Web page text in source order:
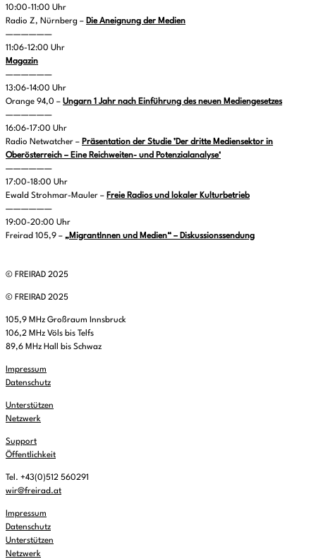
10:00-11:00 Uhr
Radio Z, Nürnberg – Die Aneignung der Medien
——————
11:06-12:00 Uhr
Magazin
——————
13:06-14:00 Uhr
Orange 94,0 – Ungarn 1 Jahr nach Einführung des neuen Mediengesetzes
——————
16:06-17:00 Uhr
Radio Netwatcher – Präsentation der Studie ’Der dritte Mediensektor in
Oberösterreich – Eine Reichweiten- und Potenzialanalyse‘
——————
17:00-18:00 Uhr
Ewald Strohmar-Mauler – Freie Radios und lokaler Kulturbetrieb
——————
19:00-20:00 Uhr
Freirad 105,9 – „MigrantInnen und Medien“ – Diskussionssendung
© FREIRAD 2025
© FREIRAD 2025
105,9 MHz Großraum Innsbruck
106,2 MHz Völs bis Telfs
89,6 MHz Hall bis Schwaz
Impressum
Datenschutz
Unterstützen
Netzwerk
Support
Öffentlichkeit
Tel. +43(0)512 560291
wir@freirad.at
Impressum
Datenschutz
Unterstützen
Netzwerk